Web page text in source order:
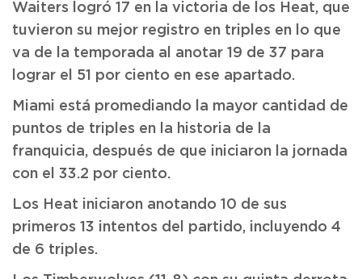
Waiters logró 17 en la victoria de los Heat, que
tuvieron su mejor registro en triples en lo que
va de la temporada al anotar 19 de 37 para
lograr el 51 por ciento en ese apartado.
Miami está promediando la mayor cantidad de
puntos de triples en la historia de la
franquicia, después de que iniciaron la jornada
con el 33.2 por ciento.
Los Heat iniciaron anotando 10 de sus
primeros 13 intentos del partido, incluyendo 4
de 6 triples.